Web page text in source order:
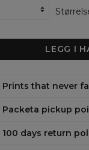
LEGG I
Prints that never
Packeta pickup
100 days return